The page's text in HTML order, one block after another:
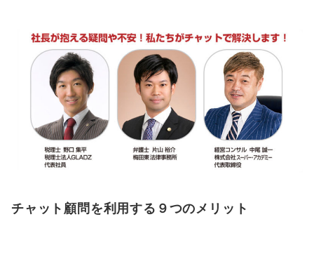
チャット顧問を利用する９つのメリット